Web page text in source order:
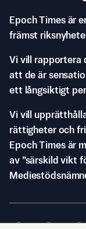
Epoch Times är
främst
Vi vill rapportera
att de är
ett långsiktigt
Vi vill
rättigheter och
Epoch Times är
av ”särskild vikt